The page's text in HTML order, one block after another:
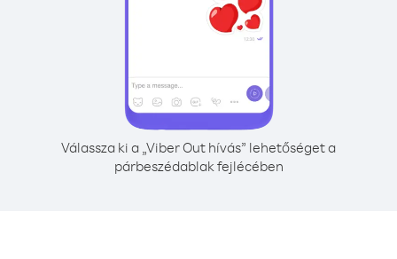
Válassza ki a „Viber Out hívás” lehetőséget a
párbeszédablak fejlécében